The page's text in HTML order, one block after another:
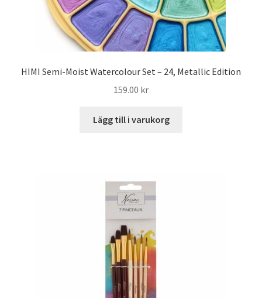
HIMI Semi-Moist Watercolour Set – 24, Metallic Edition
159.00 kr
Lägg till i varukorg